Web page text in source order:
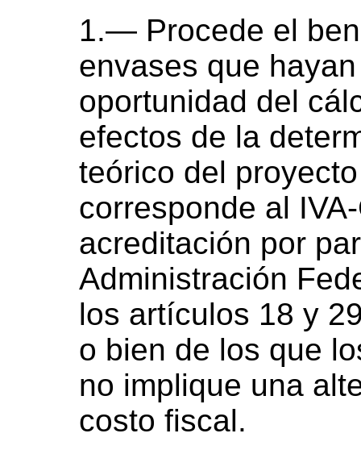
1.— Procede el
envases que
oportunidad del
efectos de la
teórico del
corresponde al
acreditación por
Administración
los artículos 18 y
o bien de los que
no implique una
costo fiscal.